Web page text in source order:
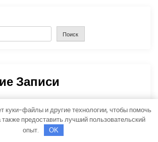
Поиск
Записи
допуски и применение
моторного масла X7000
куки-файлы и другие технологии, чтобы помочь
также предоставить лучший пользовательский
опыт.
OK